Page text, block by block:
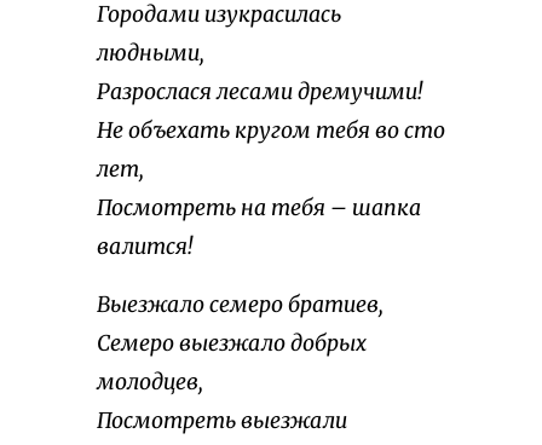
Городами изукрасилась
людными,
Разрослася лесами дремучими!
Не объехать кругом тебя во сто
лет,
Посмотреть на тебя – шапка
валится!
Выезжало семеро братиев,
Семеро выезжало добрых
молодцев,
Посмотреть выезжали